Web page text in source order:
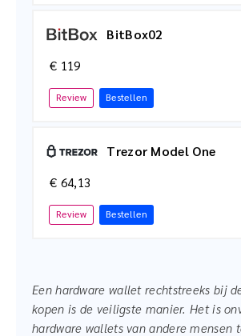
BitBox02
€ 119
Review Bestellen
Trezor Model One
€ 64,13
Review Bestellen
Een hardware wallet rechtstreeks bij
kopen is de veiligste manier. Het is
hardware wallets van andere mensen